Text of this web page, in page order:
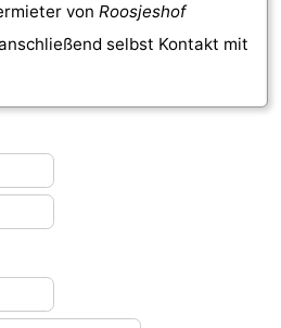
von Roosjeshof
selbst Kontakt mit